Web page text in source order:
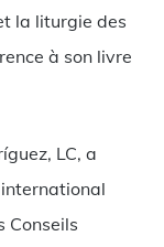
la liturgie des
à son livre
LC, a
Conseils